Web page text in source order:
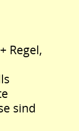
Regel,
sind